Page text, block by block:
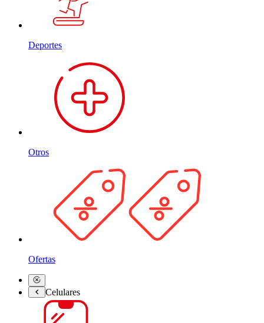
Deportes
Otros
Ofertas
Celulares